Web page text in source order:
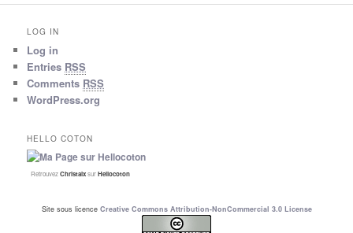
LOG IN
Log in
Entries RSS
Comments RSS
WordPress.org
HELLO COTON
RetrouvezChristalxsurHellocoton
Site sous licence Creative Commons Attribution-NonCommercial 3.0 License